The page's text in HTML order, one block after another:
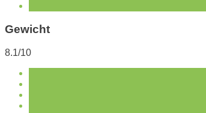
Gewicht
8.1/10